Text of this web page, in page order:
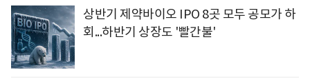
상반기 제약바이오 IPO 8곳 모두 공모가 하
회...하반기 상장도 '빨간불'